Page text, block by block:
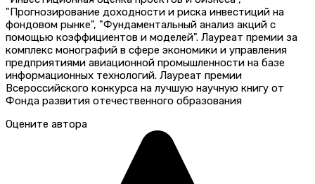
"Прогнозирование доходности и риска инвестиций на
фондовом рынке", "Фундаментальный анализ акций с
помощью коэффициентов и моделей". Лауреат премии за
комплекс монографий в сфере экономики и управления
предприятиями авиационной промышленности на базе
информационных технологий. Лауреат премии
Всероссийского конкурса на лучшую научную книгу от
Фонда развития отечественного образования
Оцените автора